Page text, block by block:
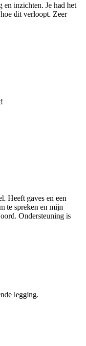
en inzichten. Je had het
dit verloopt. Zeer
Heeft gaves en een
te spreken en mijn
Ondersteuning is
legging.